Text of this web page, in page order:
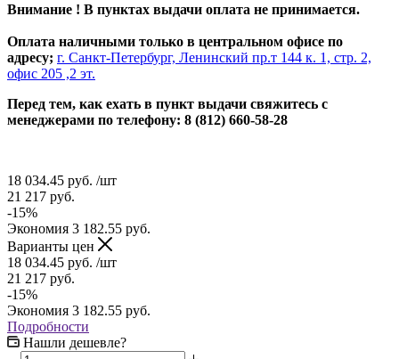
Внимание ! В пунктах выдачи оплата не принимается.
Оплата наличными только в центральном офисе по
адресу; г. Санкт-Петербург, Ленинский пр.т 144 к. 1, стр. 2,
офис 205 ,2 эт.
Перед тем, как ехать в пункт выдачи свяжитесь с
менеджерами по телефону: 8 (812) 660-58-28
18 034.45 руб. /шт
21 217 руб.
-15%
Экономия 3 182.55 руб.
Варианты цен
18 034.45 руб. /шт
21 217 руб.
-15%
Экономия 3 182.55 руб.
Подробности
Нашли дешевле?